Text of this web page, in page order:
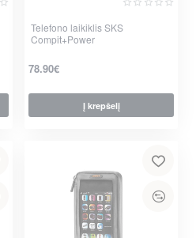
Telefono laikiklis SKS
Compit+Power
78.90€
Į krepšelį